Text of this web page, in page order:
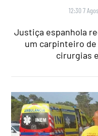
12:30 7
Justiça espanhola
um carpinteiro de
cirurgias